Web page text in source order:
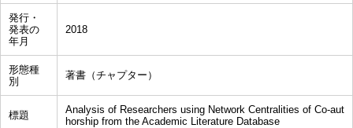
発行・
発表の
年月
2018
形態種
別
著書（チャプター）
標題
Analysis of Researchers using Network Centralities of Co-aut
horship from the Academic Literature Database